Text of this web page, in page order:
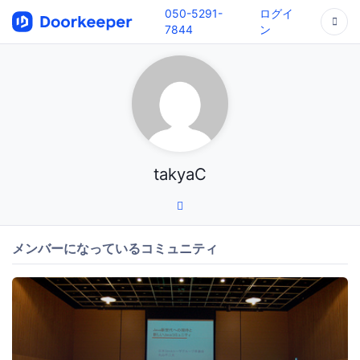
050-5291-
7844
ログイ
ン
takyaC
メンバーになっているコミュニティ